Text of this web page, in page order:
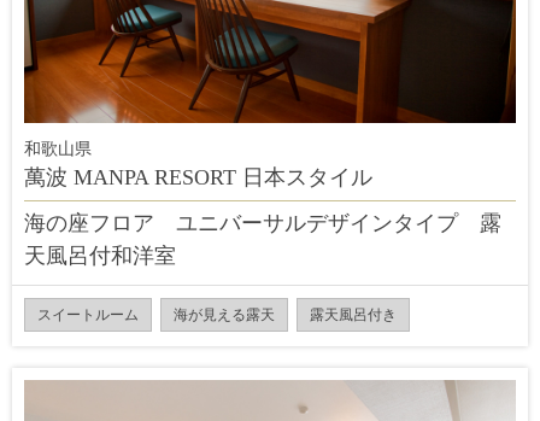
和歌山県
萬波 MANPA RESORT 日本スタイル
海の座フロア ユニバーサルデザインタイプ 露
天風呂付和洋室
スイートルーム 海が見える露天 露天風呂付き